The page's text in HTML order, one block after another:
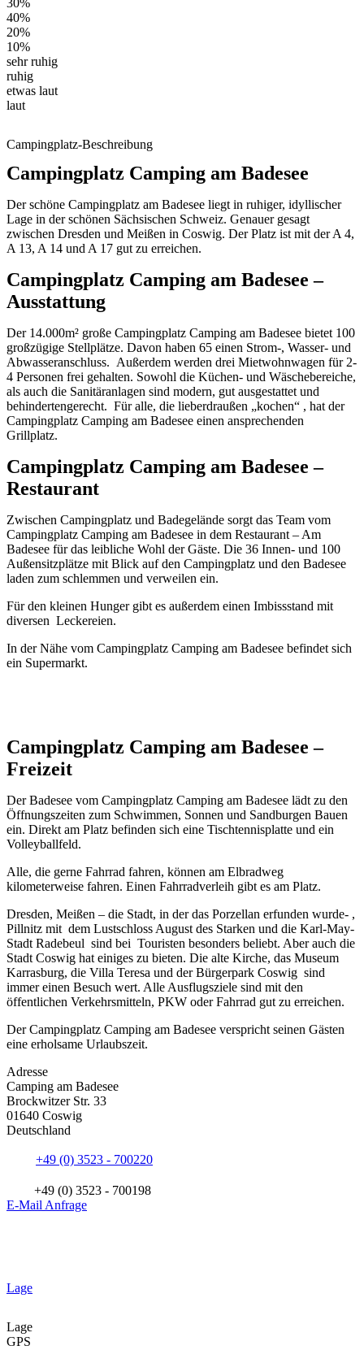
40%
20%
10%
sehr ruhig
ruhig
etwas laut
laut
Campingplatz-Beschreibung
Campingplatz Camping am Badesee
Der schöne Campingplatz am Badesee liegt in ruhiger, idyllischer
Lage in der schönen Sächsischen Schweiz. Genauer gesagt
zwischen Dresden und Meißen in Coswig. Der Platz ist mit der A 4,
A 13, A 14 und A 17 gut zu erreichen.
Campingplatz Camping am Badesee –
Ausstattung
Der 14.000m² große Campingplatz Camping am Badesee bietet 100
großzügige Stellplätze. Davon haben 65 einen Strom-, Wasser- und
Abwasseranschluss. Außerdem werden drei Mietwohnwagen für 2-
4 Personen frei gehalten. Sowohl die Küchen- und Wäschebereiche,
als auch die Sanitäranlagen sind modern, gut ausgestattet und
behindertengerecht. Für alle, die lieberdraußen „kochen“ , hat der
Campingplatz Camping am Badesee einen ansprechenden
Grillplatz.
Campingplatz Camping am Badesee –
Restaurant
Zwischen Campingplatz und Badegelände sorgt das Team vom
Campingplatz Camping am Badesee in dem Restaurant – Am
Badesee für das leibliche Wohl der Gäste. Die 36 Innen- und 100
Außensitzplätze mit Blick auf den Campingplatz und den Badesee
laden zum schlemmen und verweilen ein.
Für den kleinen Hunger gibt es außerdem einen Imbissstand mit
diversen Leckereien.
In der Nähe vom Campingplatz Camping am Badesee befindet sich
ein Supermarkt.
Campingplatz Camping am Badesee –
Freizeit
Der Badesee vom Campingplatz Camping am Badesee lädt zu den
Öffnungszeiten zum Schwimmen, Sonnen und Sandburgen Bauen
ein. Direkt am Platz befinden sich eine Tischtennisplatte und ein
Volleyballfeld.
Alle, die gerne Fahrrad fahren, können am Elbradweg
kilometerweise fahren. Einen Fahrradverleih gibt es am Platz.
Dresden, Meißen – die Stadt, in der das Porzellan erfunden wurde- ,
Pillnitz mit dem Lustschloss August des Starken und die Karl-May-
Stadt Radebeul sind bei Touristen besonders beliebt. Aber auch die
Stadt Coswig hat einiges zu bieten. Die alte Kirche, das Museum
Karrasburg, die Villa Teresa und der Bürgerpark Coswig sind
immer einen Besuch wert. Alle Ausflugsziele sind mit den
öffentlichen Verkehrsmitteln, PKW oder Fahrrad gut zu erreichen.
Der Campingplatz Camping am Badesee verspricht seinen Gästen
eine erholsame Urlaubszeit.
Adresse
Camping am Badesee
Brockwitzer Str. 33
01640 Coswig
Deutschland
+49 (0) 3523 - 700220
+49 (0) 3523 - 700198
E-Mail Anfrage
Lage
Lage
GPS